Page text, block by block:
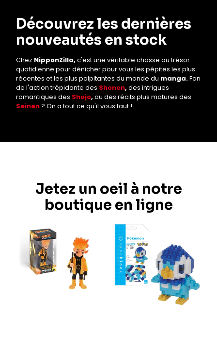
Découvrez les dernières
nouveautés en stock
Chez NipponZilla, c'est une véritable chasse au trésor
quotidienne pour dénicher pour vous les pépites les plus
récentes et les plus palpitantes du monde du manga.Fan
de l'action trépidante des Shonen, des intrigues
romantiques des Shojo, ou des récits plus matures des
Seinen ? On a tout ce qu'il vous faut !
Jetez un oeil à notre
boutique en ligne